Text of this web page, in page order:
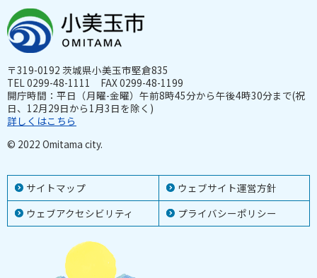
サイトマップ
ウェブサイト運営方針
ウェブアクセシビリティ
プライバシーポリシー
〒319-0192 茨城県小美玉市堅倉835
TEL 0299-48-1111 FAX 0299-48-1199
開庁時間：平日（月曜-金曜）午前8時45分から午後4時30分まで(祝
日、12月29日から1月3日を除く)
詳しくはこちら
© 2022 Omitama city.